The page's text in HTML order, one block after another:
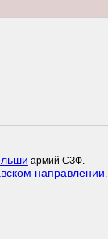
армий СЗФ.
направлении.